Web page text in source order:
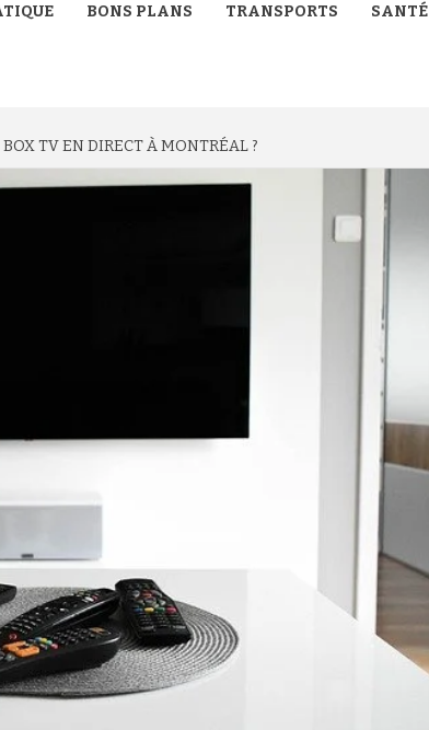
BONS PLANS TRANSPORTS SANTÉ
TV EN DIRECT À MONTRÉAL ?